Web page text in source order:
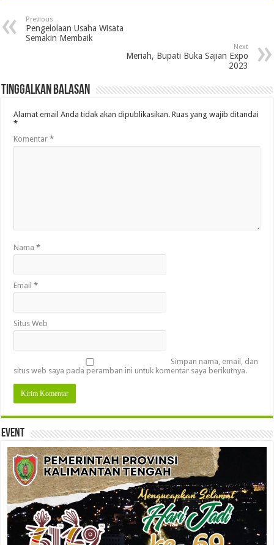
Previous
Pengelolaan Usaha Wisata
Semakin Membaik
Next
Meriah, Bupati Buka Sajian Expo
2023
Tinggalkan Balasan
Alamat email Anda tidak akan dipublikasikan. Ruas yang wajib ditandai
*
Komentar*
Nama*
Email*
Situs Web
Simpan nama, email, dan
situs web saya pada peramban ini untuk komentar saya berikutnya.
Event